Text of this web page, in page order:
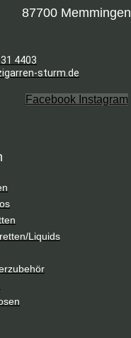
87700 Memmingen
4403
sturm.de
Facebook Instagram
Liquids